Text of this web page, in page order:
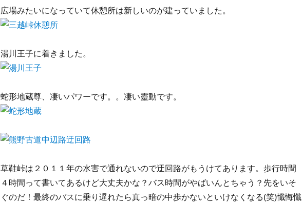
広場みたいになっていて休憩所は新しいのが建っていました。
湯川王子に着きました。
蛇形地蔵尊、凄いパワーです。。凄い靈動です。
草鞋峠は２０１１年の水害で通れないので迂回路がもうけてあります。歩行時間
４時間って書いてあるけど大丈夫かな？バス時間がやばいんとちゃう？先をいそ
ぐのだ！最終のバスに乗り遅れたら真っ暗の中歩かないといけなくなる(笑)懺悔懺